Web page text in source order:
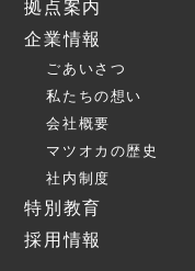
拠点案内
企業情報
ごあいさつ
私たちの想い
会社概要
マツオカの歴史
社内制度
特別教育
採用情報